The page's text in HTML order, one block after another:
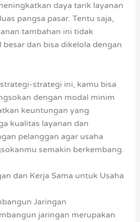
daya tarik layanan
pangsa pasar. Tentu saja,
tambahan ini tidak
dan bisa dikelola dengan
strategi ini, kamu bisa
dengan modal minim
keuntungan yang
kualitas layanan dan
pelanggan agar usaha
semakin berkembang.
dan Kerja Sama untuk Usaha
Jaringan
jaringan merupakan